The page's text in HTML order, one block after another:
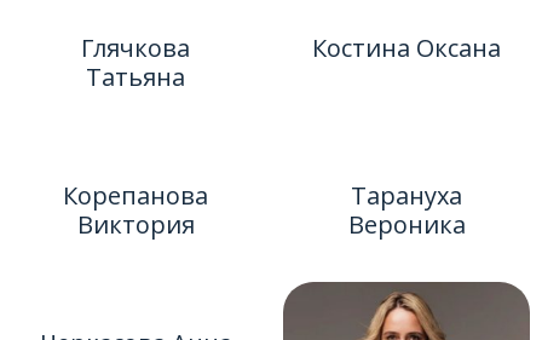
Глячкова
Татьяна
Костина Оксана
Корепанова
Виктория
Тарануха
Вероника